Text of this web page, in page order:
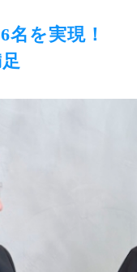
名を実現！